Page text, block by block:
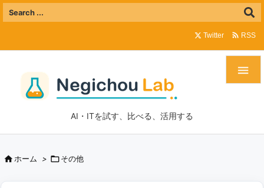
AI・ITを試す、比べる、活用する

Twitter  RSS
 ホーム >  その他